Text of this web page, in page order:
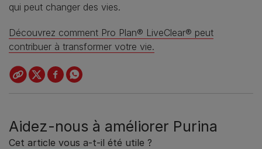
qui peut changer des vies.
Découvrez comment Pro Plan® LiveClear® peut
contribuer à transformer votre vie.
Aidez-nous à améliorer Purina
Cet article vous a-t-il été utile ?